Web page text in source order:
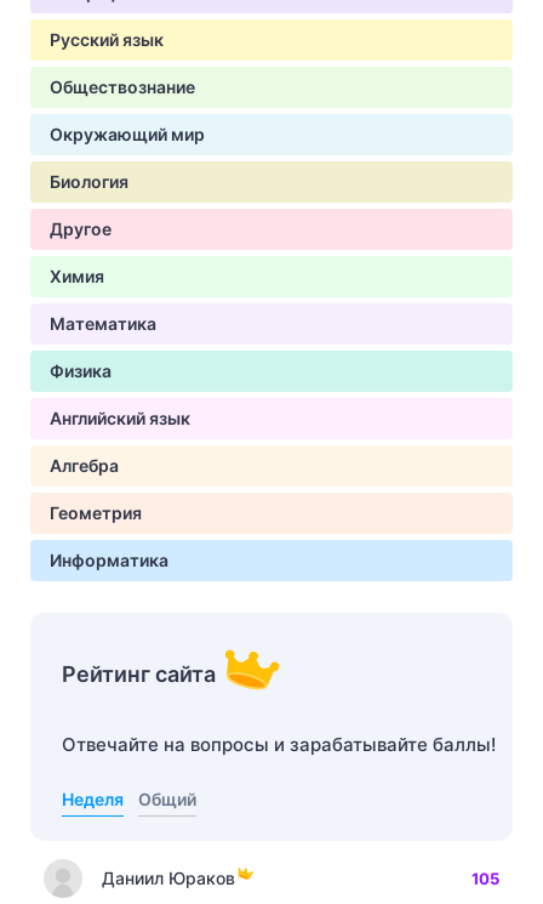
Русский язык
Обществознание
Окружающий мир
Биология
Другое
Химия
Математика
Физика
Английский язык
Алгебра
Геометрия
Информатика
Рейтинг сайта
Отвечайте на вопросы и зарабатывайте баллы!
Неделя Общий
Даниил Юраков 105